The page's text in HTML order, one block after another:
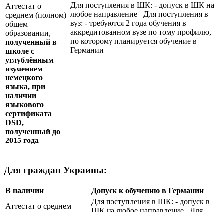
Для поступления в ШК: - допуск в ШК на
любое направление Для поступления в
вуз: - требуются 2 года обучения в
аккредитованном вузе по тому профилю,
по которому планируется обучение в
Германии
Аттестат о
среднем (полном)
общем
образовании,
полученный в
школе с
углублённым
изучением
немецкого
языка, при
наличии
языкового
сертификата
DSD,
полученный до
2015 года
Для граждан Украины:
В наличии
Допуск к обучению в Германии
Аттестат о среднем
Для поступления в ШК: - допуск в